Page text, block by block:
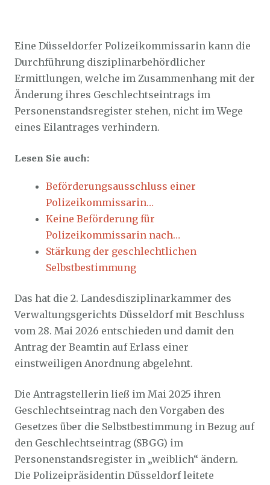
Eine Düsseldorfer Polizeikommissarin kann die
Durchführung disziplinarbehördlicher
Ermittlungen, welche im Zusammenhang mit der
Änderung ihres Geschlechtseintrags im
Personenstandsregister stehen, nicht im Wege
eines Eilantrages verhindern.
Lesen Sie auch:
Beförderungsausschluss einer
Polizeikommissarin…
Keine Beförderung für
Polizeikommissarin nach…
Stärkung der geschlechtlichen
Selbstbestimmung
Das hat die 2. Landesdisziplinarkammer des
Verwaltungsgerichts Düsseldorf mit Beschluss
vom 28. Mai 2026 entschieden und damit den
Antrag der Beamtin auf Erlass einer
einstweiligen Anordnung abgelehnt.
Die Antragstellerin ließ im Mai 2025 ihren
Geschlechtseintrag nach den Vorgaben des
Gesetzes über die Selbstbestimmung in Bezug auf
den Geschlechtseintrag (SBGG) im
Personenstandsregister in „weiblich“ ändern.
Die Polizeipräsidentin Düsseldorf leitete